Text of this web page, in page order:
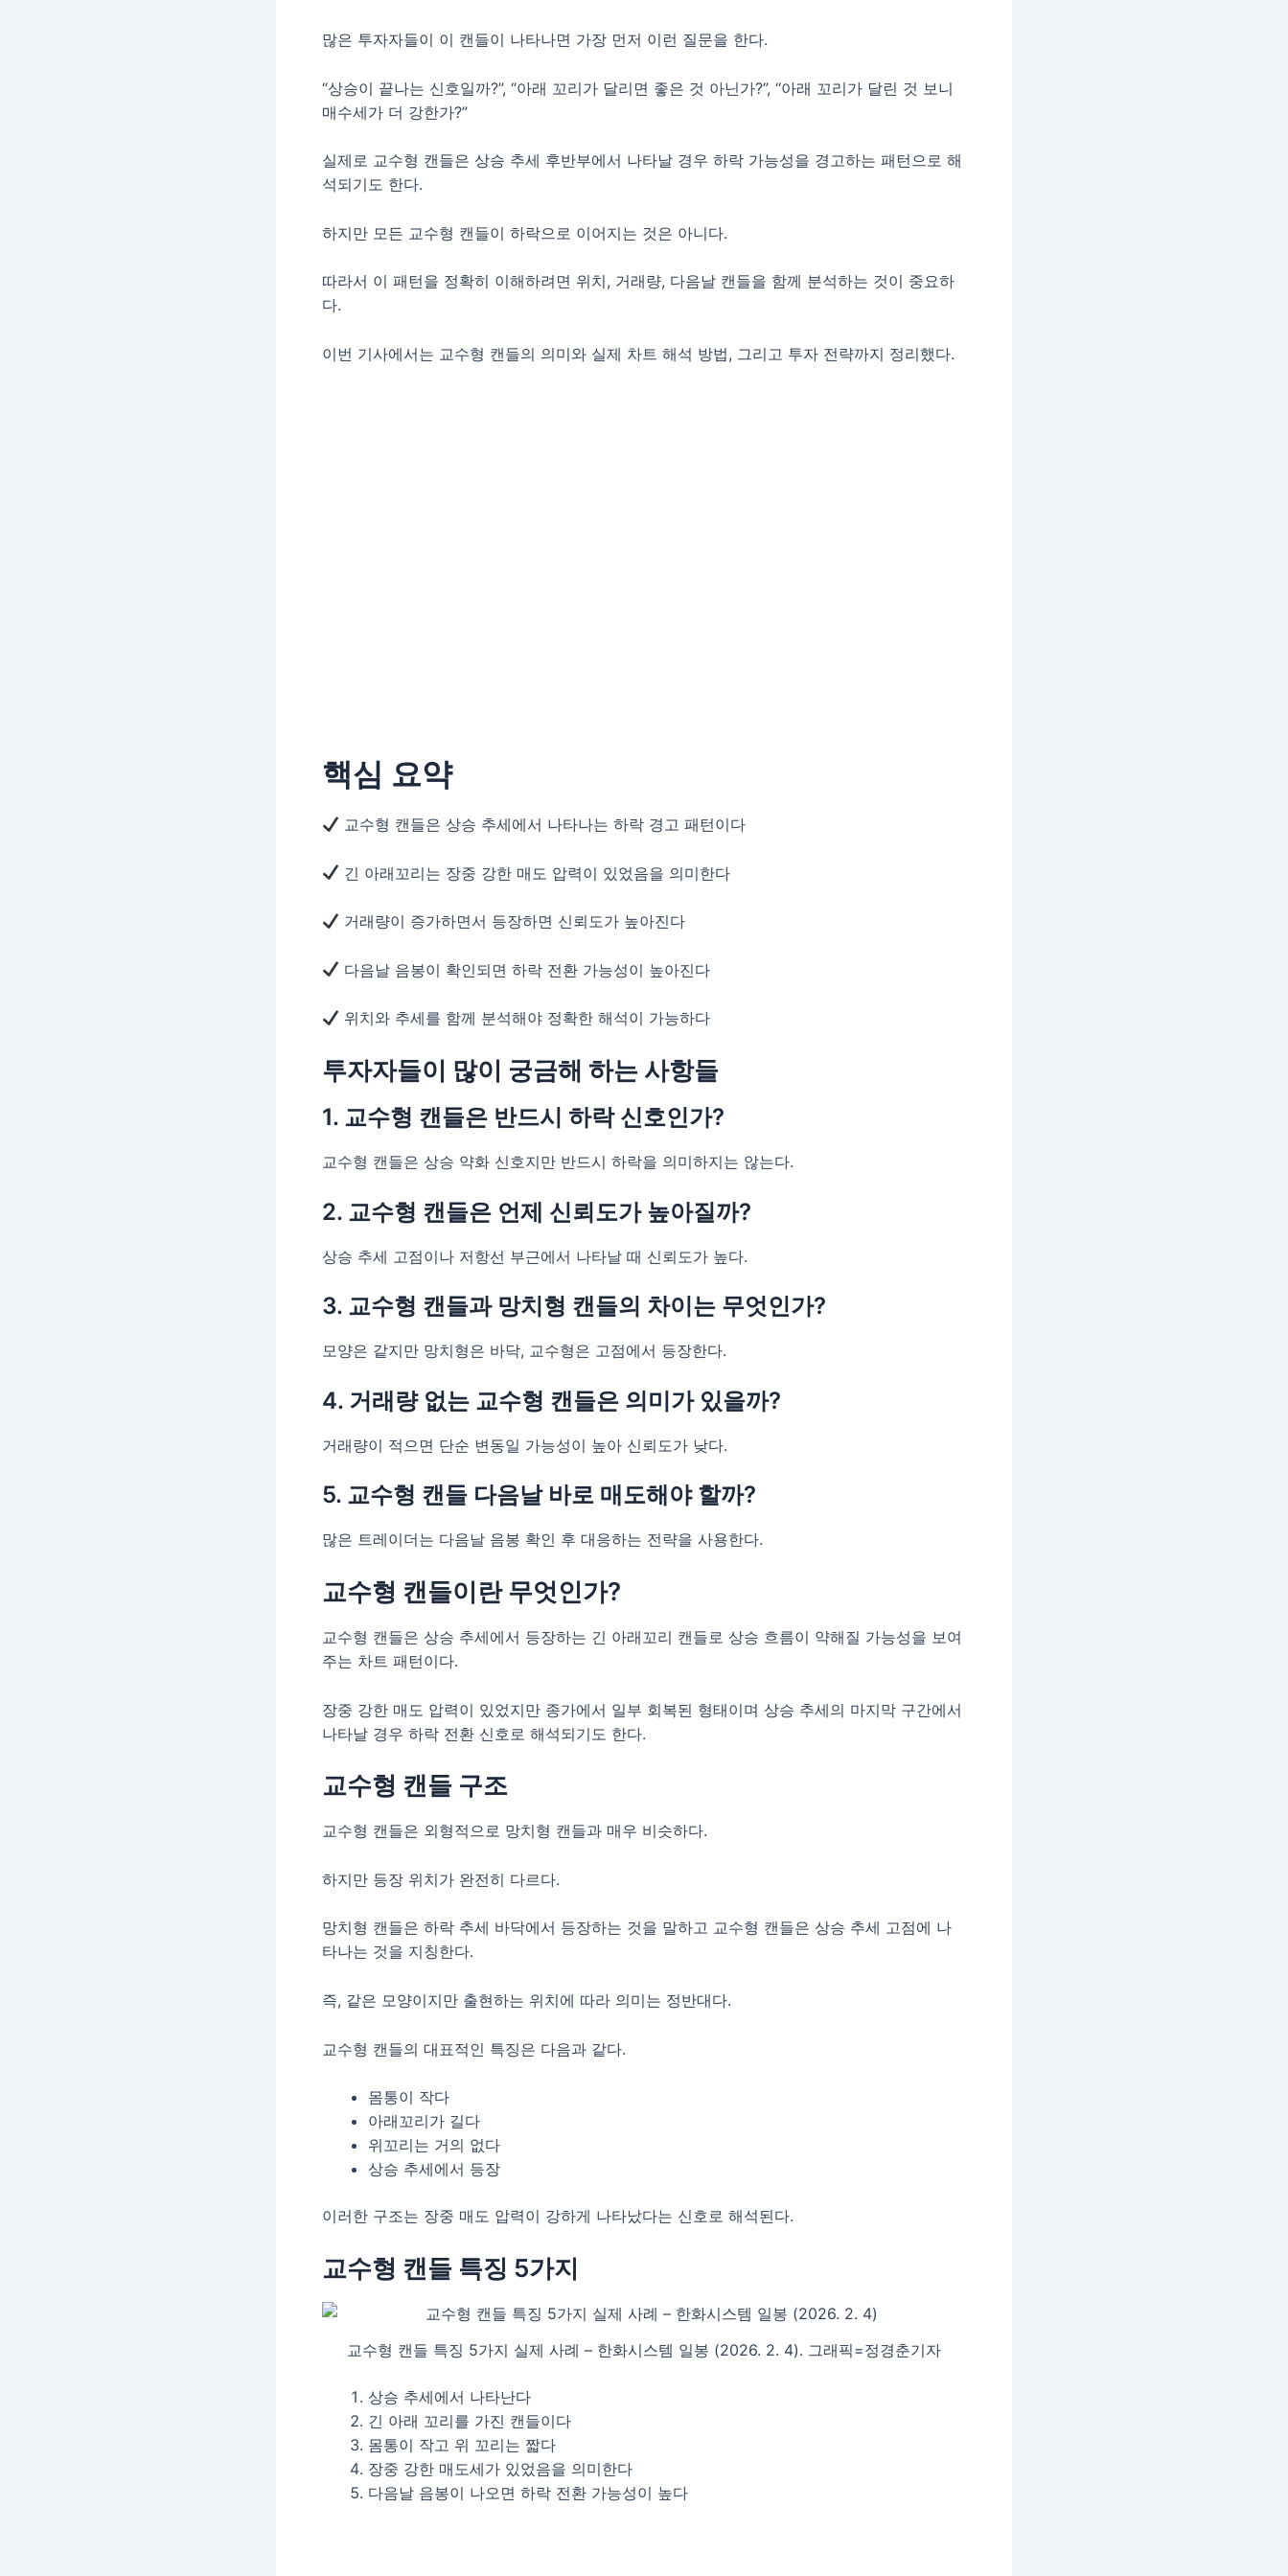
많은 투자자들이 이 캔들이 나타나면 가장 먼저 이런 질문을 한다.
“상승이 끝나는 신호일까?”, “아래 꼬리가 달리면 좋은 것 아닌가?”, “아래 꼬리가 달린 것 보니
매수세가 더 강한가?”
실제로 교수형 캔들은 상승 추세 후반부에서 나타날 경우 하락 가능성을 경고하는 패턴으로 해
석되기도 한다.
하지만 모든 교수형 캔들이 하락으로 이어지는 것은 아니다.
따라서 이 패턴을 정확히 이해하려면 위치, 거래량, 다음날 캔들을 함께 분석하는 것이 중요하
다.
이번 기사에서는 교수형 캔들의 의미와 실제 차트 해석 방법, 그리고 투자 전략까지 정리했다.
핵심 요약
교수형 캔들은 상승 추세에서 나타나는 하락 경고 패턴이다
긴 아래꼬리는 장중 강한 매도 압력이 있었음을 의미한다
거래량이 증가하면서 등장하면 신뢰도가 높아진다
다음날 음봉이 확인되면 하락 전환 가능성이 높아진다
위치와 추세를 함께 분석해야 정확한 해석이 가능하다
투자자들이 많이 궁금해 하는 사항들
1. 교수형 캔들은 반드시 하락 신호인가?
교수형 캔들은 상승 약화 신호지만 반드시 하락을 의미하지는 않는다.
2. 교수형 캔들은 언제 신뢰도가 높아질까?
상승 추세 고점이나 저항선 부근에서 나타날 때 신뢰도가 높다.
3. 교수형 캔들과 망치형 캔들의 차이는 무엇인가?
모양은 같지만 망치형은 바닥, 교수형은 고점에서 등장한다.
4. 거래량 없는 교수형 캔들은 의미가 있을까?
거래량이 적으면 단순 변동일 가능성이 높아 신뢰도가 낮다.
5. 교수형 캔들 다음날 바로 매도해야 할까?
많은 트레이더는 다음날 음봉 확인 후 대응하는 전략을 사용한다.
교수형 캔들이란 무엇인가?
교수형 캔들은 상승 추세에서 등장하는 긴 아래꼬리 캔들로 상승 흐름이 약해질 가능성을 보여
주는 차트 패턴이다.
장중 강한 매도 압력이 있었지만 종가에서 일부 회복된 형태이며 상승 추세의 마지막 구간에서
나타날 경우 하락 전환 신호로 해석되기도 한다.
교수형 캔들 구조
교수형 캔들은 외형적으로 망치형 캔들과 매우 비슷하다.
하지만 등장 위치가 완전히 다르다.
망치형 캔들은 하락 추세 바닥에서 등장하는 것을 말하고 교수형 캔들은 상승 추세 고점에 나
타나는 것을 지칭한다.
즉, 같은 모양이지만 출현하는 위치에 따라 의미는 정반대다.
교수형 캔들의 대표적인 특징은 다음과 같다.
몸통이 작다
아래꼬리가 길다
위꼬리는 거의 없다
상승 추세에서 등장
이러한 구조는 장중 매도 압력이 강하게 나타났다는 신호로 해석된다.
교수형 캔들 특징 5가지
교수형 캔들 특징 5가지 실제 사례 – 한화시스템 일봉 (2026. 2. 4). 그래픽=정경춘기자
상승 추세에서 나타난다
긴 아래 꼬리를 가진 캔들이다
몸통이 작고 위 꼬리는 짧다
장중 강한 매도세가 있었음을 의미한다
다음날 음봉이 나오면 하락 전환 가능성이 높다